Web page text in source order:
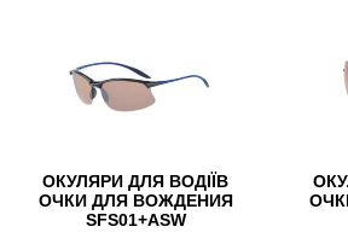
ОКУЛЯРИ ДЛЯ ВОДІЇВ
ОЧКИ ДЛЯ ВОЖДЕНИЯ
SFS01+ASW